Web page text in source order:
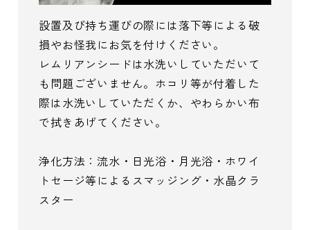
設置及び持ち運びの際には落下等による破
損やお怪我にお気を付けください。
レムリアンシードは水洗いしていただいて
も問題ございません。ホコリ等が付着した
際は水洗いしていただくか、やわらかい布
で拭きあげてください。
浄化方法：流水・日光浴・月光浴・ホワイ
トセージ等によるスマッジング・水晶クラ
スター